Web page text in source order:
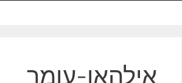
אילהאן-עומר